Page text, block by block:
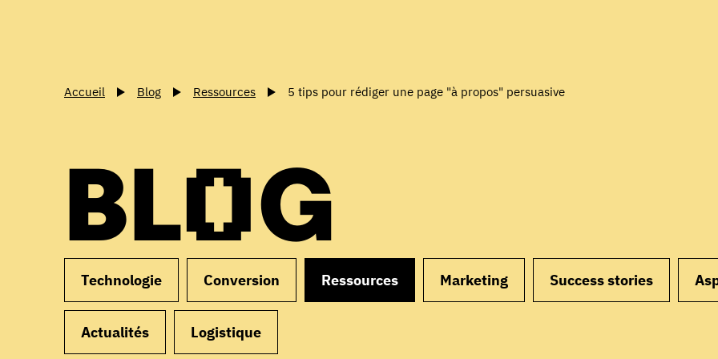
Accueil Blog Ressources 5 tips pour rédiger une page "à propos" persuasive
BLOG
Technologie Conversion Ressources Marketing Success stories
Actualités Logistique